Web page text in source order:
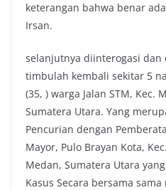
keterangan bahwa benar
Irsan.
selanjutnya diinterogasi dan
timbulah kembali sekitar 5
(35, ) warga Jalan STM, Kec.
Sumatera Utara. Yang
Pencurian dengan
Mayor, Pulo Brayan Kota,
Medan, Sumatera Utara
Kasus Secara bersama